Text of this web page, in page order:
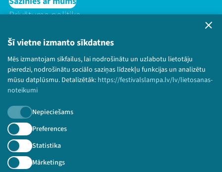
Šī vietne izmanto sīkdatnes
Mēs izmantojam sīkfailus, lai nodrošinātu un uzlabotu lietotāju
pieredzi, nodrošinātu sociālo saziņas līdzekļu funkcijas un analizētu
mūsu datplūsmu. Detalizētāk: https://festivalslampa.lv/lv/lietosanas-
noteikumi
Nepieciešams
Preferences
Statistika
Mārketings
Privātuma politika
Bērnu aizsardzības politika
© 2026 Sarunu festivāls LAMPA Visas tiesības
paturētas.
Piesakies jaunumiem!
Nepalaid garām aktuālāko informāciju!